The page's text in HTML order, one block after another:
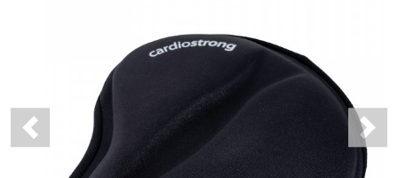
Previous Next